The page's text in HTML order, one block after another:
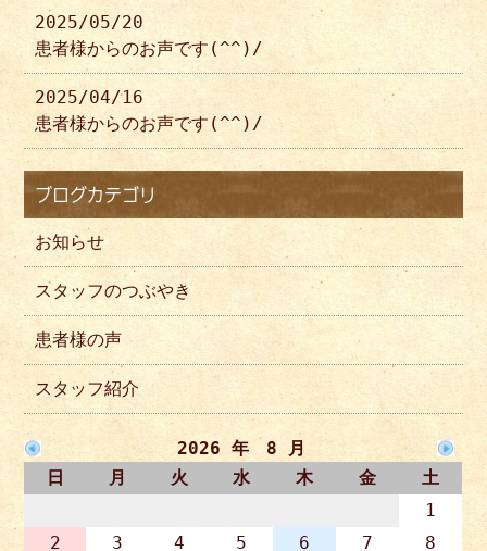
2025/05/20
患者様からのお声です(^^)/
2025/04/16
患者様からのお声です(^^)/
ブログカテゴリ
お知らせ
スタッフのつぶやき
患者様の声
スタッフ紹介
2026 年 8 月
日
月 火 水 木 金
土
1
2
3 4 5 6 7
8